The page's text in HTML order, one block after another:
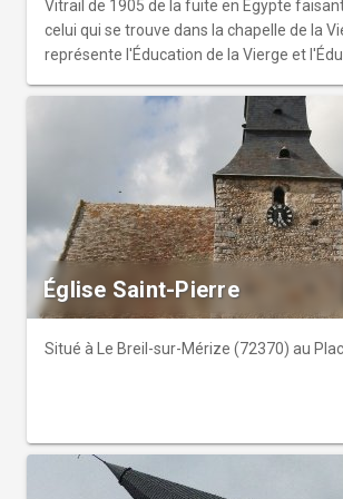
Vitrail de 1905 de la fuite en Égypte
celui qui se trouve dans la chapelle de la
représente l'Éducation de la Vierge et
bergers, le couronnement de la Vierge, la
Église Saint-Pierre
Situé à Le Breil-sur-Mérize (72370) au